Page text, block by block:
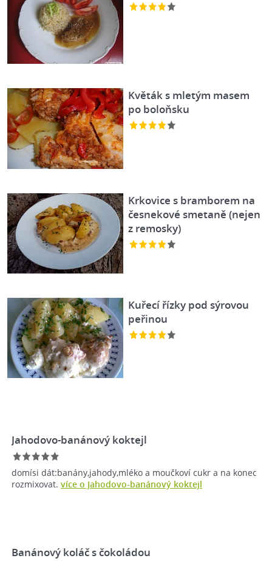
Květák s mletým masem
po boloňsku
Krkovice s bramborem na
česnekové smetaně (nejen
z remosky)
Kuřecí řízky pod sýrovou
peřinou
Jahodovo-banánový koktejl
domísi dát:banány,jahody,mléko a moučkoví cukr a na konec
rozmixovat. více o Jahodovo-banánový koktejl
Banánový koláč s čokoládou